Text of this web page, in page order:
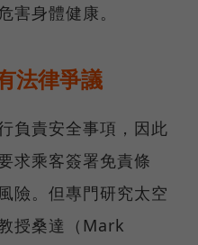
害身體健康。
法律爭議
負責安全事項，因此
求乘客簽署免責條
險。但專門研究太空
授桑達（Mark